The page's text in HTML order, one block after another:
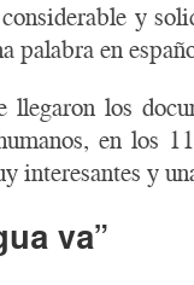
y
palabra en
llegaron los
en los
interesantes y
va”